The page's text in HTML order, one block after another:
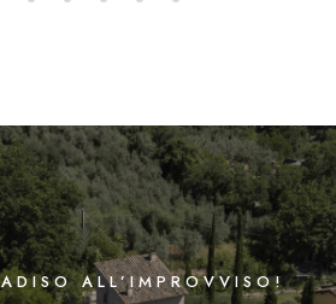
ALL’IMPROVVISO!